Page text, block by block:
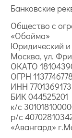
Банковские
Общество с
«Обойма»
Юридический и
Москва, ул.
ОКАТО
ОГРН
ИНН
БИК 044525201
к/с
р/с
«Авангард»